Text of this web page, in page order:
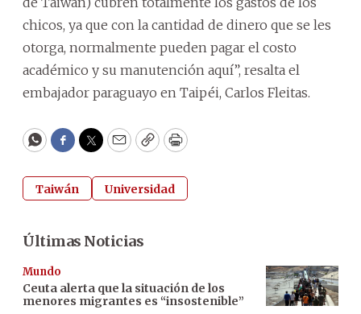
chicos, ya que con la cantidad de dinero que se les
otorga, normalmente pueden pagar el costo
académico y su manutención aquí”, resalta el
embajador paraguayo en Taipéi, Carlos Fleitas.
WhatsApp
Facebook
Twitter
EmailCopyPrint
Taiwán Universidad
Últimas Noticias
Mundo
Ceuta alerta que la situación de los
menores migrantes es “insostenible”